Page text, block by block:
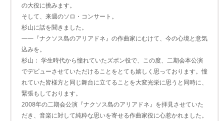
の大役に挑みます。
そして、来週のソロ・コンサート。
杉山に話を聞きました。
――『ナクソス島のアリアドネ』の作曲家にむけて、今の心境と意気
込みを。
杉山： 学生時代から憧れていたズボン役で、この度、二期会本公演
でデビューさせていただけることをとても嬉しく思っております。憧
れていた皆様方と同じ舞台に立てることを大変光栄に思うと同時に、
緊張もしております。
2008年の二期会公演『ナクソス島のアリアドネ』を拝見させていた
だき、音楽に対して純粋な思いを寄せる作曲家役に心惹かれました。